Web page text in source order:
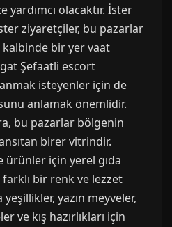
olacaktır. İster
ziyaretçiler, bu pazarlar
kalbinde bir yer vaat
Şefaatli escort
isteyenler için de
anlamak önemlidir.
bu pazarlar bölgenin
birer vitrindir.
ürünler için yerel gıda
bir renk ve lezzet
yazın meyveler,
ve kış hazırlıkları için